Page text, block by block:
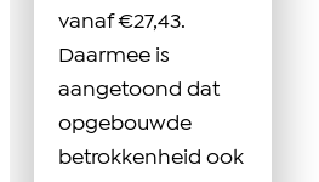
vanaf €27,43.
Daarmee is
aangetoond dat
opgebouwde
betrokkenheid ook